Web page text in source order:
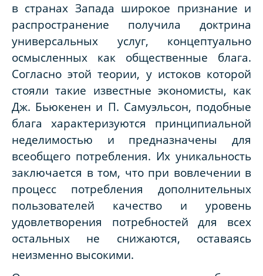
в странах Запада широкое признание и
распространение получила доктрина
универсальных услуг, концептуально
осмысленных как общественные блага.
Согласно этой теории, у истоков которой
стояли такие известные экономисты, как
Дж. Бьюкенен и П. Самуэльсон, подобные
блага характеризуются принципиальной
неделимостью и предназначены для
всеобщего потребления. Их уникальность
заключается в том, что при вовлечении в
процесс потребления дополнительных
пользователей качество и уровень
удовлетворения потребностей для всех
остальных не снижаются, оставаясь
неизменно высокими.